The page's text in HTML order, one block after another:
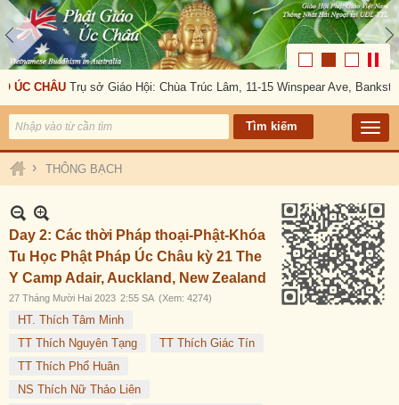
Trụ sở Giáo Hội: Chùa Trúc Lâm, 11-15 Winspear Ave, Bankstown,
› THÔNG BẠCH
Day 2: Các thời Pháp thoại-Phật-Khóa
Tu Học Phật Pháp Úc Châu kỳ 21 The
Y Camp Adair, Auckland, New Zealand
27 Tháng Mười Hai 2023 2:55 SA (Xem: 4274)
HT. Thích Tâm Minh
TT Thích Nguyên Tạng
TT Thích Giác Tín
TT Thích Phổ Huân
NS Thích Nữ Thảo Liên